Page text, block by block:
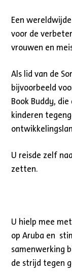
Een
voor de
vrouwen en
Als lid van de
bijvoorbeeld
Book Buddy,
kinderen
U reisde zelf
zetten.
U hielp mee
op Aruba en
samenwerking
de strijd tegen